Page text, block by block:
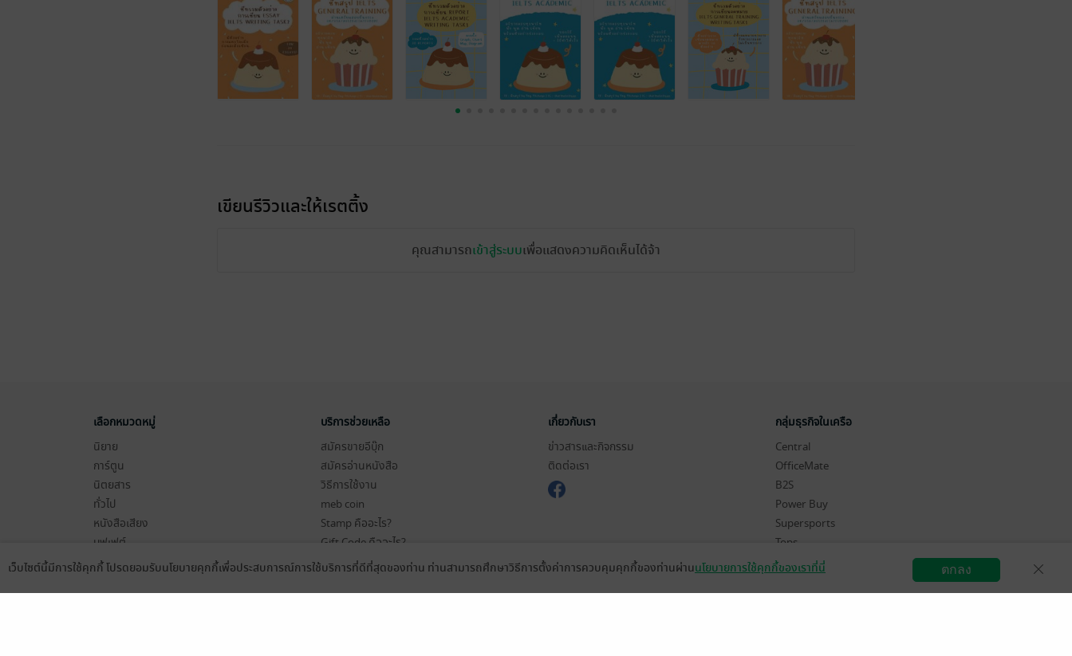
เขียนรีวิวและให้เรตติ้ง
คุณสามารถเข้าสู่ระบบเพื่อแสดงความคิดเห็นได้จ้า
เลือกหมวดหมู่
นิยาย
การ์ตูน
นิตยสาร
ทั่วไป
หนังสือเสียง
บุฟเฟต์
บริการช่วยเหลือ
สมัครขายอีบุ๊ก
สมัครอ่านหนังสือ
วิธีการใช้งาน
meb coin
Stamp คืออะไร?
Gift Code คืออะไร?
เงื่อนไขในการใช้บริการ
เกี่ยวกับเรา
ข่าวสารและกิจกรรม
ติดต่อเรา
กลุ่มธุรกิจในเครือ
Central
OfficeMate
B2S
Power Buy
Supersports
Tops
Hytexts
สมัครขายอีบุ๊ก วิธีการใช้งาน
เว็บไซต์นี้มีการใช้คุกกี้ โปรดยอมรับนโยบายคุกกี้เพื่อประสบการณ์การใช้บริการที่ดีที่สุดของท่าน ท่านสามารถศึกษาวิธีการตั้งค่าการควบคุมคุกกี้ของท่านผ่านนโยบายการใช้คุกกี้ของเราที่นี่ ตกลง